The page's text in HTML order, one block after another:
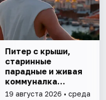
Питер с крыши,
старинные
парадные и живая
коммуналка
Довлатова
19 августа 2026 • среда